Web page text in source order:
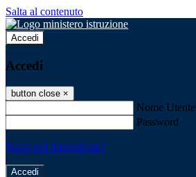
Salta al contenuto
Accedi
Accedi
button close ×
Nome Utente
Password
Password dimenticata?